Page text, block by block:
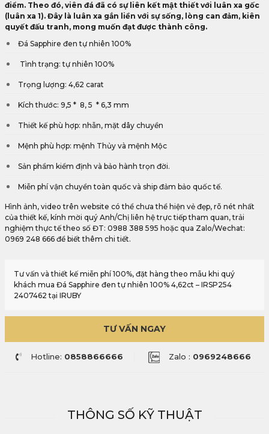
điểm. Theo đó, viên đá đã có sự liên kết mật thiết với luân xa gốc
(luân xa 1). Đây là luân xa gắn liền với sự sống, lòng can đảm, kiên
quyết đấu tranh, mong muốn đạt được thành công.
Đá Sapphire đen tự nhiên 100%
Tình trạng: tự nhiên 100%
Trọng lượng: 4,62 carat
Kích thước: 9,5 * 8, 5 * 6,3 mm
Thiết kế phù hợp: nhẫn, mặt dây chuyền
Mệnh phù hợp: mệnh Thủy và mệnh Mộc
Sản phẩm kiểm định và bảo hành trọn đời.
Miễn phí vận chuyển toàn quốc và ship đảm bảo quốc tế.
Hình ảnh, video trên website có thể chưa thể hiện vẻ đẹp, rõ nét nhất
của thiết kế, kính mời quý Anh/Chị liên hệ trực tiếp tham quan, trải
nghiệm thực tế theo số ĐT: 0988 388 595 hoặc qua Zalo/Wechat:
0969 248 666 để biết thêm chi tiết.
Tư vấn và thiết kế miễn phí 100%, đặt hàng theo mẫu khi quý
khách mua Đá Sapphire đen tự nhiên 100% 4,62ct – IRSP254
2407462 tại IRUBY
TƯ VẤN NGAY
Hotline: 0858866666 Zalo : 0969248666
THÔNG SỐ KỸ THUẬT